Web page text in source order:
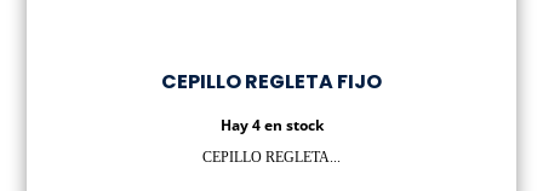
CEPILLO REGLETA FIJO
Hay 4 en stock
CEPILLO REGLETA...